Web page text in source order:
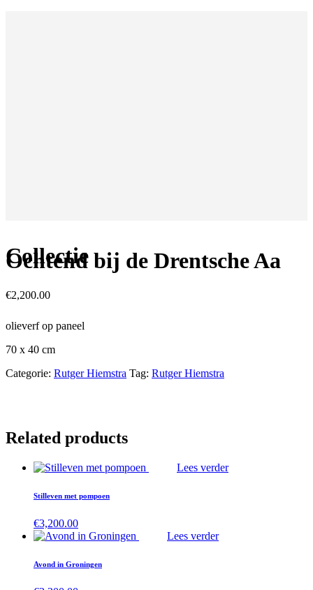
Collectie
Ochtend bij de Drentsche Aa
€2,200.00
olieverf op paneel
70 x 40 cm
Categorie: Rutger Hiemstra Tag: Rutger Hiemstra
Related products
Lees verder
Stilleven met pompoen
€3,200.00
Lees verder
Avond in Groningen